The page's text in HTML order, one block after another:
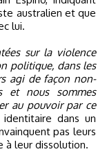
australien et que
lui.
sur la violence
politique, dans les
agi de façon non-
et nous sommes
au pouvoir par ce
dans un
pas leurs
leur dissolution.